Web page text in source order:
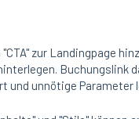
zur Landingpage
Buchungslink
und unnötige Parameter